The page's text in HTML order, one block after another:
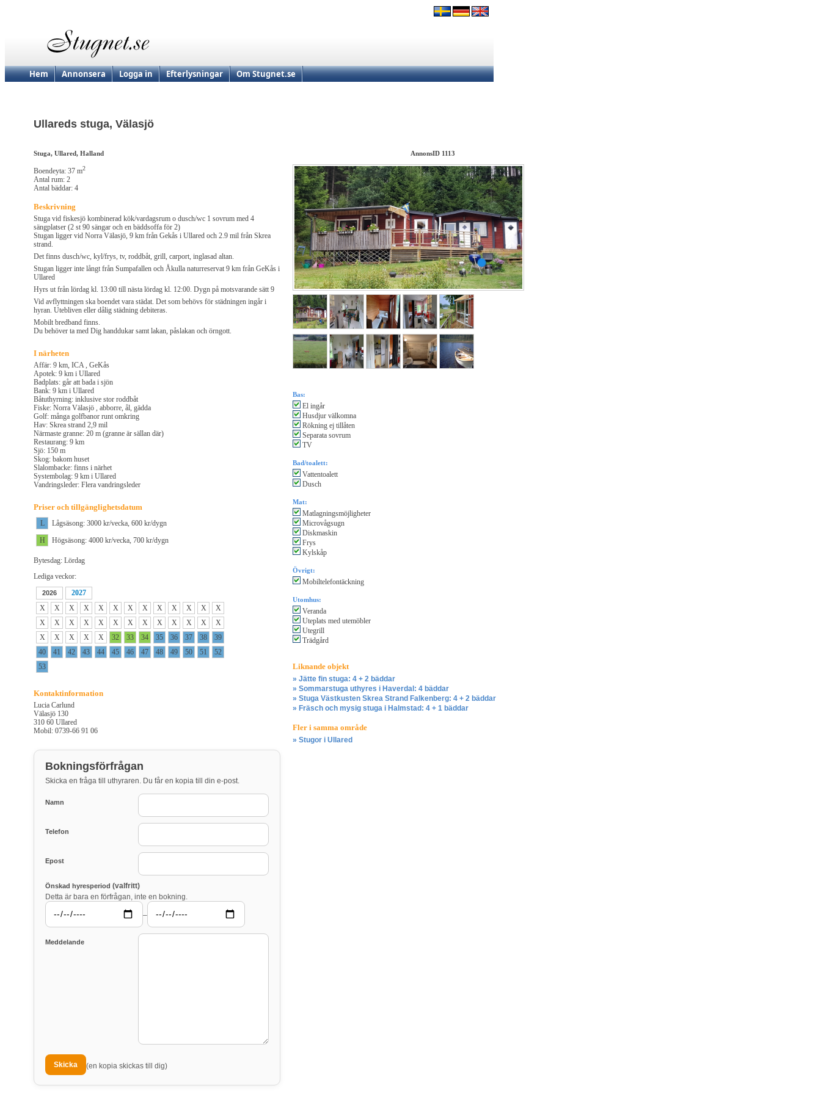
Hem Annonsera Logga in Efterlysningar Om Stugnet.se
Ullareds stuga, Välasjö
Stuga, Ullared, Halland AnnonsID 1113
Boendeyta: 37 m2
Antal rum: 2
Antal bäddar: 4
Beskrivning
Stuga vid fiskesjö kombinerad kök/vardagsrum o dusch/wc 1 sovrum med 4
sängplatser (2 st 90 sängar och en bäddsoffa för 2)
Stugan ligger vid Norra Välasjö, 9 km från Gekås i Ullared och 2.9 mil från Skrea
strand.
Det finns dusch/wc, kyl/frys, tv, roddbåt, grill, carport, inglasad altan.
Stugan ligger inte långt från Sumpafallen och Åkulla naturreservat 9 km från GeKås i
Ullared
Hyrs ut från lördag kl. 13:00 till nästa lördag kl. 12:00. Dygn på motsvarande sätt 9
Vid avflyttningen ska boendet vara städat. Det som behövs för städningen ingår i
hyran. Utebliven eller dålig städning debiteras.
Mobilt bredband finns.
Du behöver ta med Dig handdukar samt lakan, påslakan och örngott.
I närheten
Affär: 9 km, ICA , GeKås
Apotek: 9 km i Ullared
Badplats: går att bada i sjön
Bank: 9 km i Ullared
Båtuthyrning: inklusive stor roddbåt
Fiske: Norra Välasjö , abborre, ål, gädda
Golf: många golfbanor runt omkring
Hav: Skrea strand 2,9 mil
Närmaste granne: 20 m (granne är sällan där)
Restaurang: 9 km
Sjö: 150 m
Skog: bakom huset
Slalombacke: finns i närhet
Systembolag: 9 km i Ullared
Vandringsleder: Flera vandringsleder
Priser och tillgänglighetsdatum
L
Lågsäsong: 3000 kr/vecka, 600 kr/dygn
H
Högsäsong: 4000 kr/vecka, 700 kr/dygn
Bytesdag: Lördag
Lediga veckor:
2026
2027
X
X X X X X X X X X X X
X
X
X X X X X X X X X X X
X
X
X X X X 32 33 34 35 36 37 38
39
40
41 42 43 44 45 46 47 48 49 50 51
52
53
Kontaktinformation
Lucia Carlund
Välasjö 130
310 60 Ullared
Mobil: 0739-66 91 06
Bokningsförfrågan
Skicka en fråga till uthyraren. Du får en kopia till din e-post.
Namn
Telefon
Epost
Önskad hyresperiod (valfritt)
Detta är bara en förfrågan, inte en bokning.
–
Meddelande
(en kopia skickas till dig)
Bas:
El ingår
Husdjur välkomna
Rökning ej tillåten
Separata sovrum
TV
Bad/toalett:
Vattentoalett
Dusch
Mat:
Matlagningsmöjligheter
Microvågsugn
Diskmaskin
Frys
Kylskåp
Övrigt:
Mobiltelefontäckning
Utomhus:
Veranda
Uteplats med utemöbler
Utegrill
Trädgård
Liknande objekt
» Jätte fin stuga: 4 + 2 bäddar
» Sommarstuga uthyres i Haverdal: 4 bäddar
» Stuga Västkusten Skrea Strand Falkenberg: 4 + 2 bäddar
» Fräsch och mysig stuga i Halmstad: 4 + 1 bäddar
Fler i samma område
» Stugor i Ullared